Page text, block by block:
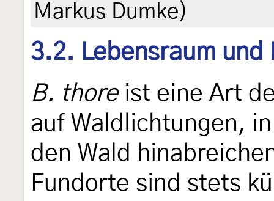
Markus Dumke)
3.2. Lebensraum und
B. thoreist eine Art
auf Waldlichtungen,
den Wald
Fundorte sind stets